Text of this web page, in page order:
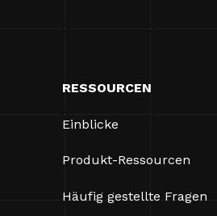
RESSOURCEN
Einblicke
Produkt-Ressourcen
Häufig gestellte Fragen